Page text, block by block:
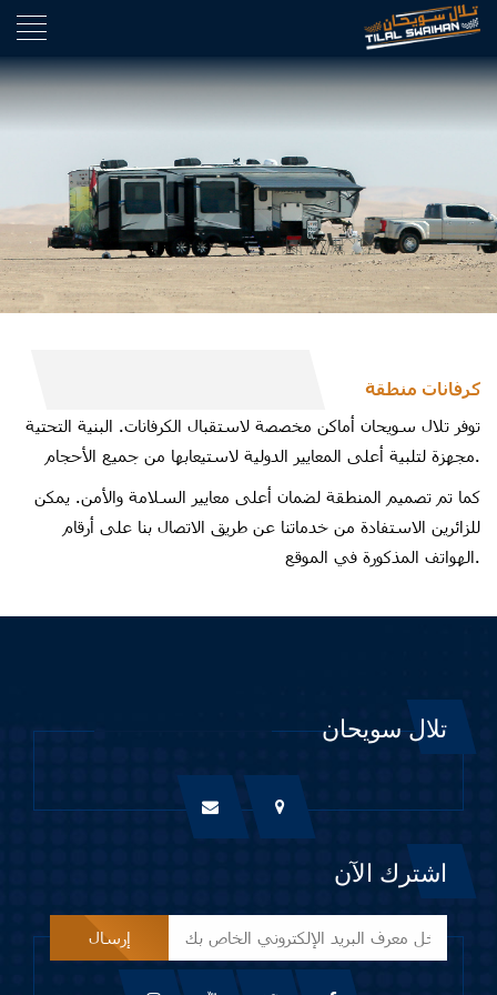
كرفانات منطقة
توفر تلال سويحان أماكن مخصصة لاستقبال الكرفانات. البنية التحتية
مجهزة لتلبية أعلى المعايير الدولية لاستيعابها من جميع الأحجام.
كما تم تصميم المنطقة لضمان أعلى معايير السلامة والأمن. يمكن
للزائرين الاستفادة من خدماتنا عن طريق الاتصال بنا على أرقام
الهواتف المذكورة في الموقع.
تلال سويحان
اشترك الآن